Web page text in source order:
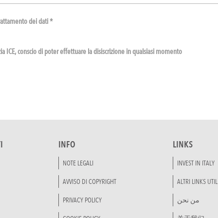
dei dati *
ICE, conscio di poter effettuare la disiscrizione in qualsiasi momento
INFO
NOTE LEGALI
AVVISO DI COPYRIGHT
PRIVACY POLICY
LINKS
INVEST IN ITALY
ALTRI LINKS
من نحن